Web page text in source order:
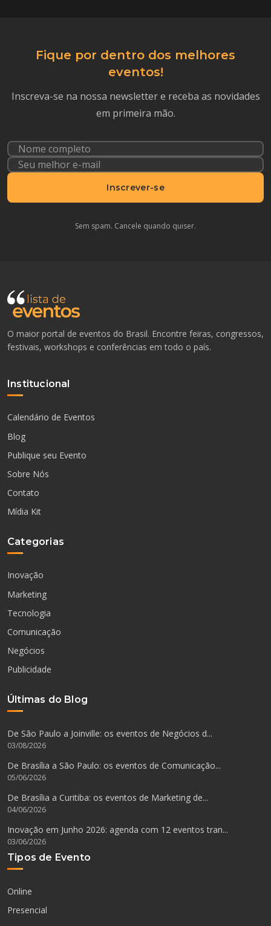
Fique por dentro dos melhores
eventos!
Inscreva-se na nossa newsletter e receba as novidades
em primeira mão.
Inscrever-se
Sem spam. Cancele quando quiser.
O maior portal de eventos do Brasil. Encontre feiras, congressos,
festivais, workshops e conferências em todo o país.
Institucional
Calendário de Eventos
Blog
Publique seu Evento
Sobre Nós
Contato
Mídia Kit
Categorias
Inovação
Marketing
Tecnologia
Comunicação
Negócios
Publicidade
Últimas do Blog
De São Paulo a Joinville: os eventos de Negócios d...
03/08/2026
De Brasília a São Paulo: os eventos de Comunicação...
05/06/2026
De Brasília a Curitiba: os eventos de Marketing de...
04/06/2026
Inovação em Junho 2026: agenda com 12 eventos tran...
03/06/2026
Tipos de Evento
Online
Presencial